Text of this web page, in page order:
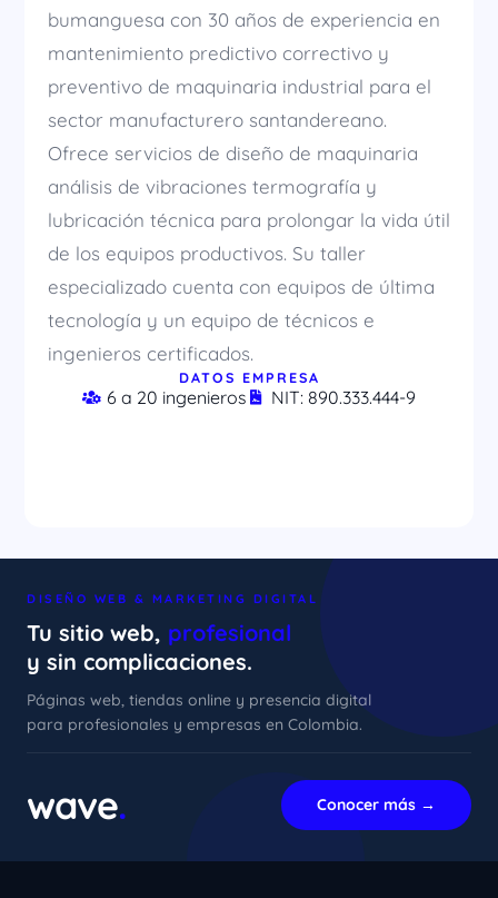
bumanguesa con 30 años de experiencia en
mantenimiento predictivo correctivo y
preventivo de maquinaria industrial para el
sector manufacturero santandereano.
Ofrece servicios de diseño de maquinaria
análisis de vibraciones termografía y
lubricación técnica para prolongar la vida útil
de los equipos productivos. Su taller
especializado cuenta con equipos de última
tecnología y un equipo de técnicos e
ingenieros certificados.
DATOS EMPRESA
6 a 20 ingenieros NIT: 890.333.444-9
DISEÑO WEB & MARKETING DIGITAL
Tu sitio web, profesional
y sin complicaciones.
Páginas web, tiendas online y presencia digital
para profesionales y empresas en Colombia.
wave. Conocer más →
xImenA